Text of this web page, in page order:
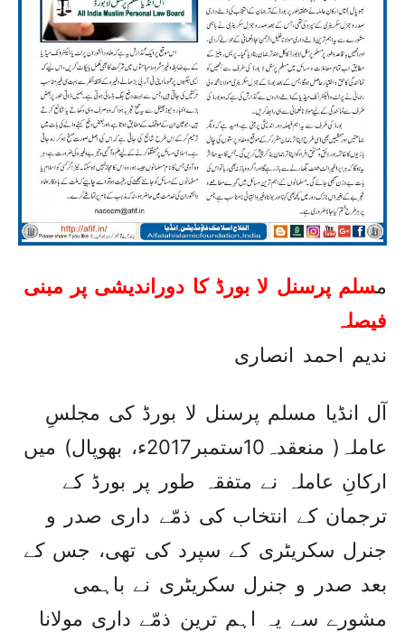
مسلم پرسنل لا بورڈ کا دوراندیشی پر مبنی
فیصلہ
ندیم احمد انصاری
آل انڈیا مسلم پرسنل لا بورڈ کی مجلسِ
عاملہ( منعقدہ10ستمبر2017ء، بھوپال) میں
ارکانِ عاملہ نے متفقہ طور پر بورڈ کے
ترجمان کے انتخاب کی ذمّے داری صدر و
جنرل سکریٹری کے سپرد کی تھی، جس کے
بعد صدر و جنرل سکریٹری نے باہمی
مشورے سے یہ اہم ترین ذمّے داری مولانا